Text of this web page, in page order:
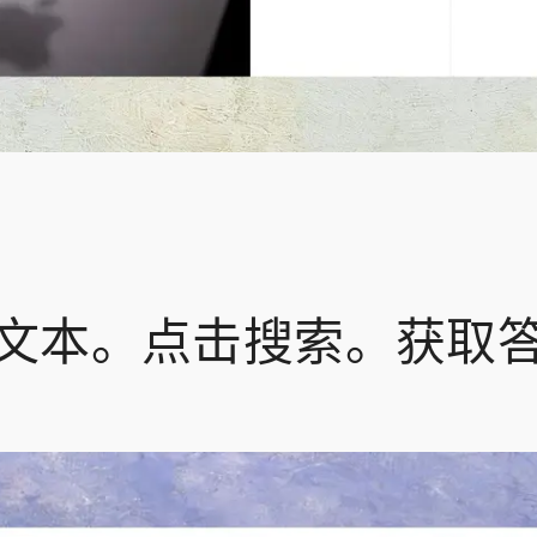
本。点击搜索。获取